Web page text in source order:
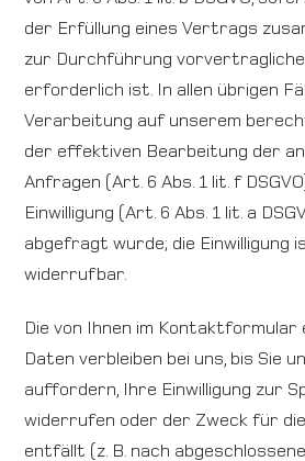
der Erfüllung eines Vertrags
zur Durchführung
erforderlich ist. In allen übrigen
Verarbeitung auf unserem
der effektiven Bearbeitung der
Anfragen (Art. 6 Abs. 1 lit. f
Einwilligung (Art. 6 Abs. 1 lit. a
abgefragt wurde; die Einwilligung
widerrufbar.
Die von Ihnen im Kontaktformular
Daten verbleiben bei uns, bis Sie
auffordern, Ihre Einwilligung zur
widerrufen oder der Zweck für
entfällt (z. B. nach